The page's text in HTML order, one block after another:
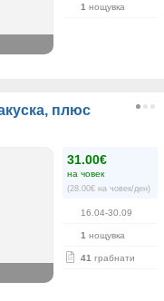
1 нощувка
плюс
31.00€
на човек
(28.00€ на човек/ден)
16.04-30.09
1 нощувка
41 грабнати